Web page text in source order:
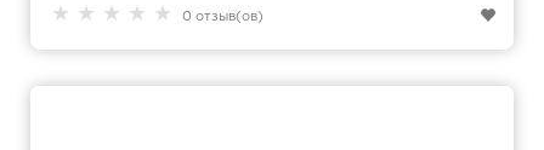
★ ★ ★ ★ ★ 0 отзыв(ов)